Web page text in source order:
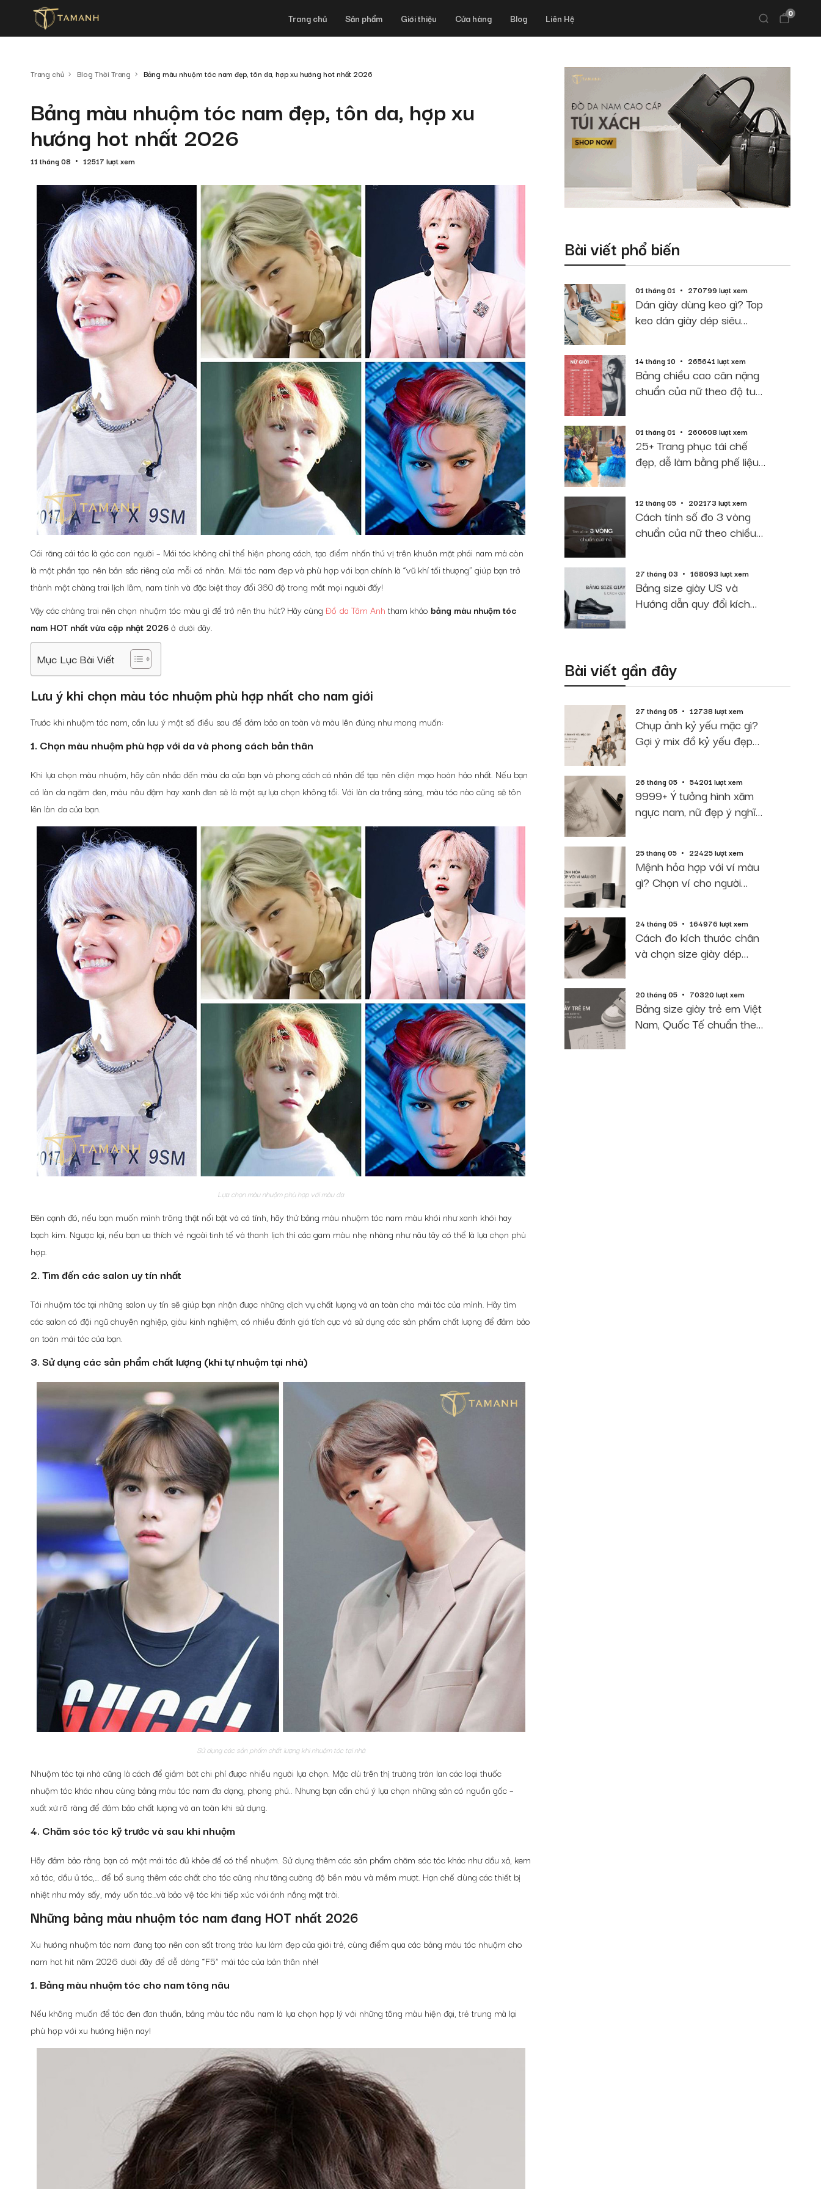
Trang chủ Sản phẩm Giới thiệu Cửa hàng Blog Liên Hệ 0
Trang chủ Blog Thời Trang Bảng màu nhuộm tóc nam đẹp, tôn da, hợp xu hướng hot nhất 2026
Bảng màu nhuộm tóc nam đẹp, tôn da, hợp xu
hướng hot nhất 2026
11 tháng 08 12517 lượt xem
Cái răng cái tóc là góc con người – Mái tóc không chỉ thể hiện phong cách, tạo điểm nhấn thú vị trên khuôn mặt phái nam mà còn
là một phần tạo nên bản sắc riêng của mỗi cá nhân. Mái tóc nam đẹp và phù hợp với bạn chính là “vũ khí tối thượng” giúp bạn trở
thành một chàng trai lịch lãm, nam tính và đặc biệt thay đổi 360 độ trong mắt mọi người đấy!
Vậy các chàng trai nên chọn nhuộm tóc màu gì để trở nên thu hút? Hãy cùng Đồ da Tâm Anh tham khảo bảng màu nhuộm tóc
nam HOT nhất vừa cập nhật 2026ở dưới đây.
Mục Lục Bài Viết
Lưu ý khi chọn màu tóc nhuộm phù hợp nhất cho nam giới
Trước khi nhuộm tóc nam, cần lưu ý một số điều sau để đảm bảo an toàn và màu lên đúng như mong muốn:
1. Chọn màu nhuộm phù hợp với da và phong cách bản thân
Khi lựa chọn màu nhuộm, hãy cân nhắc đến màu da của bạn và phong cách cá nhân để tạo nên diện mạo hoàn hảo nhất. Nếu bạn
có làn da ngăm đen, màu nâu đậm hay xanh đen sẽ là một sự lựa chọn không tồi. Với làn da trắng sáng, màu tóc nào cũng sẽ tôn
lên làn da của bạn.
Lựa chọn màu nhuộm phù hợp với màu da
Bên cạnh đó, nếu bạn muốn mình trông thật nổi bật và cá tính, hãy thửbảng màu nhuộm tóc nam màu khói như xanh khói hay
bạch kim. Ngược lại, nếu bạn ưa thích vẻ ngoài tinh tế và thanh lịch thì các gam màu nhẹ nhàng như nâu tây có thể là lựa chọn phù
hợp.
2. Tìm đến các salon uy tín nhất
Tới nhuộm tóc tại những salon uy tín sẽ giúp bạn nhận được những dịch vụ chất lượng và an toàn cho mái tóc của mình. Hãy tìm
các salon có đội ngũ chuyên nghiệp, giàu kinh nghiệm, có nhiều đánh giá tích cực và sử dụng các sản phẩm chất lượng để đảm bảo
an toàn mái tóc của bạn.
3. Sử dụng các sản phẩm chất lượng (khi tự nhuộm tại nhà)
Sử dụng các sản phẩm chất lượng khi nhuộm tóc tại nhà
Nhuộm tóc tại nhà cũng là cách để giảm bớt chi phí được nhiều người lựa chọn. Mặc dù trên thị trường tràn lan các loại thuốc
nhuộm tóc khác nhau cùng bảng màu tóc nam đa dạng, phong phú.. Nhưng bạn cần chú ý lựa chọn những sản có nguồn gốc –
xuất xứ rõ ràng để đảm bảo chất lượng và an toàn khi sử dụng.
4. Chăm sóc tóc kỹ trước và sau khi nhuộm
Hãy đảm bảo rằng bạn có một mái tóc đủ khỏe để có thể nhuộm. Sử dụng thêm các sản phẩm chăm sóc tóc khác như dầu xả, kem
xả tóc, dầu ủ tóc,… để bổ sung thêm các chất cho tóc cũng như tăng cường độ bền màu và mềm mượt. Hạn chế dùng các thiết bị
nhiệt như máy sấy, máy uốn tóc…và bảo vệ tóc khi tiếp xúc với ánh nắng mặt trời.
Những bảng màu nhuộm tóc nam đang HOT nhất 2026
Xu hướng nhuộm tóc nam đang tạo nên cơn sốt trong trào lưu làm đẹp của giới trẻ, cùng điểm qua các bảng màu tóc nhuộm cho
nam hot hit năm 2026 dưới đây để dễ dàng “F5” mái tóc của bản thân nhé!
1. Bảng màu nhuộm tóc cho nam tông nâu
Nếu không muốn để tóc đen đơn thuần, bảng màu tóc nâu nam là lựa chọn hợp lý với những tông màu hiện đại, trẻ trung mà lại
phù hợp với xu hướng hiện nay!
Bài viết phổ biến
01 tháng 01 270799 lượt xem
Dán giày dùng keo gì? Top
keo dán giày dép siêu
14 tháng 10 265641 lượt xem
Bảng chiều cao cân nặng
chuẩn của nữ theo độ tuổi
01 tháng 01 260608 lượt xem
25+ Trang phục tái chế
đẹp, dễ làm bằng phế liệu
12 tháng 05 202173 lượt xem
Cách tính số đo 3 vòng
chuẩn của nữ theo chiều
27 tháng 03 168093 lượt xem
Bảng size giày US và
Hướng dẫn quy đổi kích
Bài viết gần đây
27 tháng 05 12738 lượt xem
Chụp ảnh kỷ yếu mặc gì?
Gợi ý mix đồ kỷ yếu đẹp
26 tháng 05 54201 lượt xem
9999+ Ý tưởng hình xăm
ngực nam, nữ đẹp ý nghĩa
25 tháng 05 22425 lượt xem
Mệnh hỏa hợp với ví màu
gì? Chọn ví cho người
24 tháng 05 164976 lượt xem
Cách đo kích thước chân
và chọn size giày dép
20 tháng 05 70320 lượt xem
Bảng size giày trẻ em Việt
Nam, Quốc Tế chuẩn theo